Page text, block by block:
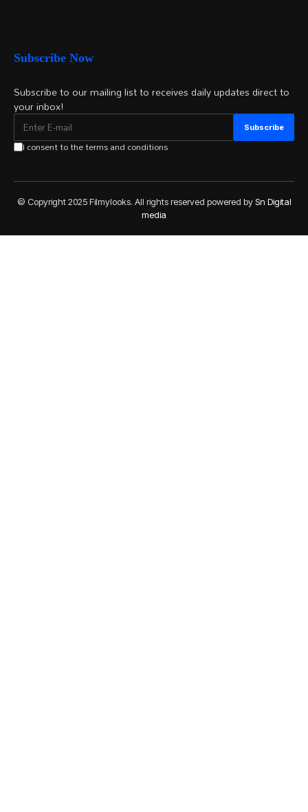
Subscribe Now
Subscribe to our mailing list to receives daily updates direct to
your inbox!
I consent to the terms and conditions
© Copyright 2025 Filmylooks. All rights reserved powered bySn Digital
media